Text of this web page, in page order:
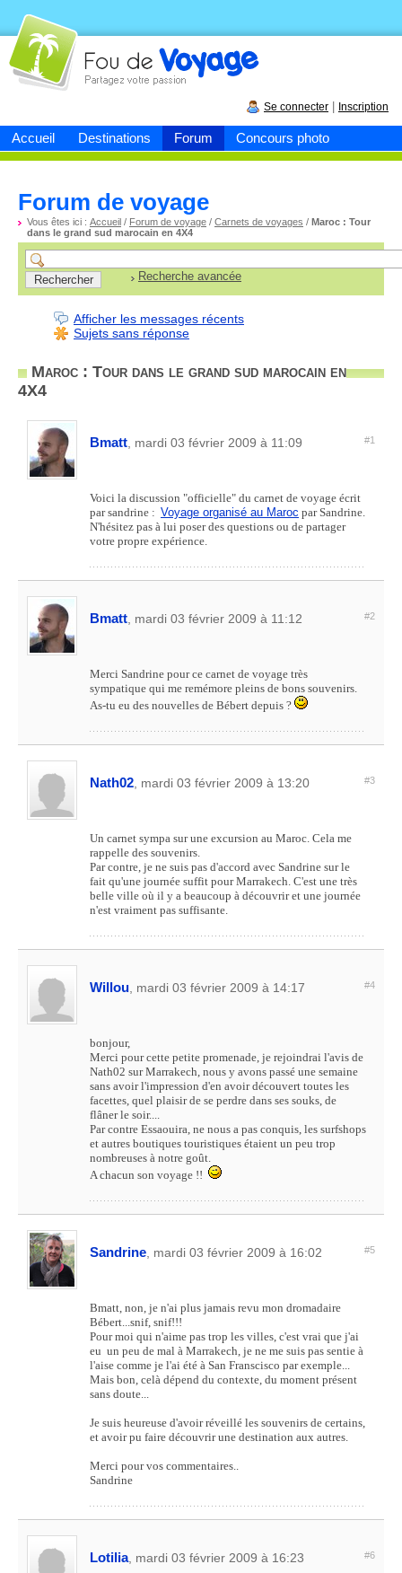
Accueil Destinations Forum Concours photo
Fou devoyage
Se connecter Inscription
Forum de voyage
Vous êtes ici : Accueil / Forum de voyage / Carnets de voyages / Maroc : Tour
dans le grand sud marocain en 4X4
Recherche avancée
Afficher les messages récents
Sujets sans réponse
Maroc : Tour dans le grand sud marocain en
4X4
Bmatt , mardi 03 février 2009 à 11:09 #1
Voici la discussion "officielle" du carnet de voyage écrit
par sandrine : Voyage organisé au Maroc par Sandrine.
N'hésitez pas à lui poser des questions ou de partager
votre propre expérience.
Bmatt , mardi 03 février 2009 à 11:12 #2
Merci Sandrine pour ce carnet de voyage très
sympatique qui me remémore pleins de bons souvenirs.
As-tu eu des nouvelles de Bébert depuis ?
Nath02 , mardi 03 février 2009 à 13:20 #3
Un carnet sympa sur une excursion au Maroc. Cela me
rappelle des souvenirs.
Par contre, je ne suis pas d'accord avec Sandrine sur le
fait qu'une journée suffit pour Marrakech. C'est une très
belle ville où il y a beaucoup à découvrir et une journée
n'est vraiment pas suffisante.
Willou , mardi 03 février 2009 à 14:17 #4
bonjour,
Merci pour cette petite promenade, je rejoindrai l'avis de
Nath02 sur Marrakech, nous y avons passé une semaine
sans avoir l'impression d'en avoir découvert toutes les
facettes, quel plaisir de se perdre dans ses souks, de
flâner le soir....
Par contre Essaouira, ne nous a pas conquis, les surfshops
et autres boutiques touristiques étaient un peu trop
nombreuses à notre goût.
A chacun son voyage !!
Sandrine , mardi 03 février 2009 à 16:02 #5
Bmatt, non, je n'ai plus jamais revu mon dromadaire
Bébert...snif, snif!!!
Pour moi qui n'aime pas trop les villes, c'est vrai que j'ai
eu un peu de mal à Marrakech, je ne me suis pas sentie à
l'aise comme je l'ai été à San Franscisco par exemple...
Mais bon, celà dépend du contexte, du moment présent
sans doute...
Je suis heureuse d'avoir réveillé les souvenirs de certains,
et avoir pu faire découvrir une destination aux autres.
Merci pour vos commentaires..
Sandrine
Lotilia, mardi 03 février 2009 à 16:23 #6